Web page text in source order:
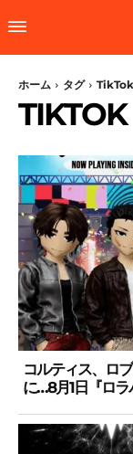
ホーム タグ TikTok
TIKTOK
コルティス、ロ
に…8月1日『ロ